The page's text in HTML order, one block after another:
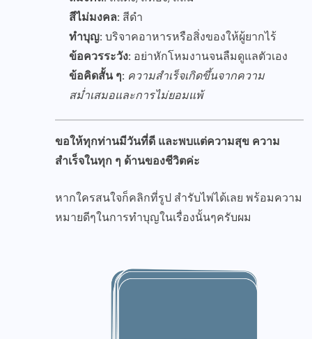
สีไม่มงคล: สีดำ
ทำบุญ: บริจาคอาหารหรือสิ่งของให้ผู้ยากไร้
ข้อควรระวัง: อย่าหักโหมงานจนลืมดูแลตัวเอง
ข้อคิดสั้น ๆ: ความสำเร็จเกิดขึ้นจากความ
สม่ำเสมอและการไม่ยอมแพ้
ขอให้ทุกท่านมีวันที่ดี และพบแต่ความสุข ความ
สำเร็จในทุก ๆ ด้านของชีวิตค่ะ
หากใครสนใจก็คลิกที่รูป สำรับไพ่ได้เลย พร้อมความ
หมายดีๆในการทำบุญในเรื่องนั้นๆครับผม